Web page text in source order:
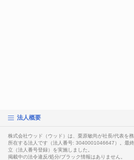
法人概要
株式会社ウッド（ウッド）は、栗原敏尚が社長/代表を
所在する法人です（法人番号: 3040001046647）。最
立（法人番号登録）を実施しました。
掲載中の法令違反/処分/ブラック情報はありません。